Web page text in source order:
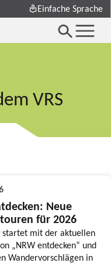
Einfache Sprache
VRS
Neue
für 2026
mit der aktuellen
„NRW entdecken“ und
Wandervorschlägen in